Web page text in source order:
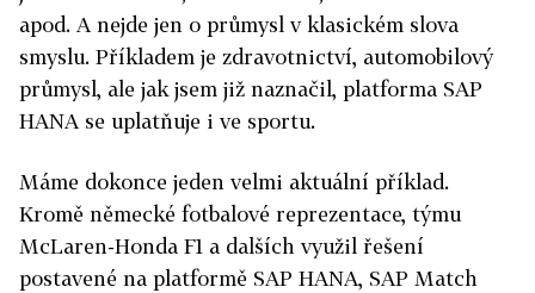
apod. A nejde jen o průmysl v klasickém slova
smyslu. Příkladem je zdravotnictví, automobilový
průmysl, ale jak jsem již naznačil, platforma SAP
HANA se uplatňuje i ve sportu.
Máme dokonce jeden velmi aktuální příklad.
Kromě německé fotbalové reprezentace, týmu
McLaren-Honda F1 a dalších využil řešení
postavené na platformě SAP HANA, SAP Match